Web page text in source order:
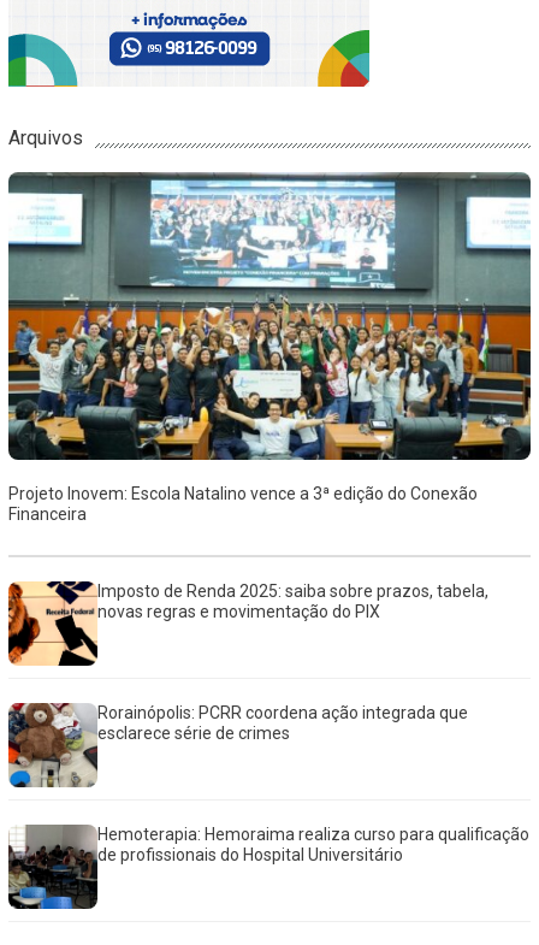
Arquivos
Projeto Inovem: Escola Natalino vence a 3ª edição do Conexão
Financeira
Imposto de Renda 2025: saiba sobre prazos, tabela,
novas regras e movimentação do PIX
Rorainópolis: PCRR coordena ação integrada que
esclarece série de crimes
Hemoterapia: Hemoraima realiza curso para qualificação
de profissionais do Hospital Universitário